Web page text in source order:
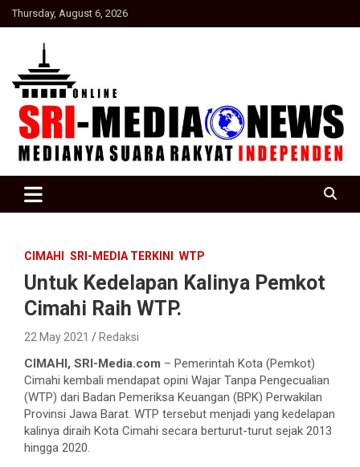
Skip
to
Thursday, August 6, 2026
SRI Media news
CIMAHI SRI-MEDIA TERKINI WTP
Untuk Kedelapan Kalinya Pemkot
Cimahi Raih WTP.
22 May 2021 Redaksi
CIMAHI, SRI-Media.com – Pemerintah Kota (Pemkot)
Cimahi kembali mendapat opini Wajar Tanpa Pengecualian
(WTP) dari Badan Pemeriksa Keuangan (BPK) Perwakilan
Provinsi Jawa Barat. WTP tersebut menjadi yang kedelapan
kalinya diraih Kota Cimahi secara berturut-turut sejak 2013
hingga 2020.